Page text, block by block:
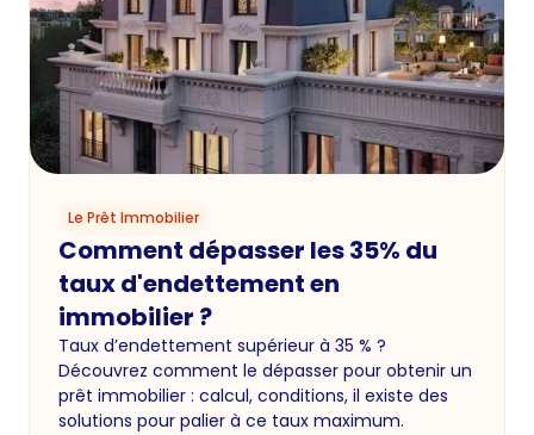
Le Prêt Immobilier
Comment dépasser les 35% du
taux d'endettement en
immobilier ?
Taux d’endettement supérieur à 35 % ?
Découvrez comment le dépasser pour obtenir un
prêt immobilier : calcul, conditions, il existe des
solutions pour palier à ce taux maximum.